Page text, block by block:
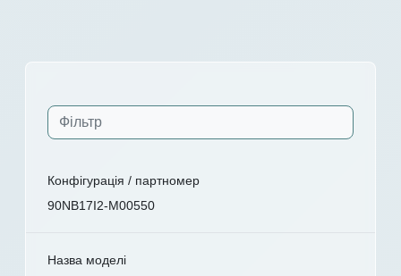
Конфігурація / партномер
90NB17I2-M00550
Назва моделі